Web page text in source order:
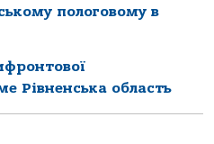
пологовому в
Рівненська область